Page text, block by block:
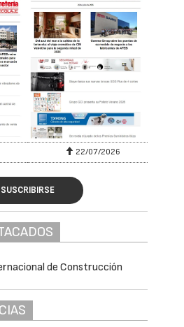
22/07/2026
SUSCRIBIRSE